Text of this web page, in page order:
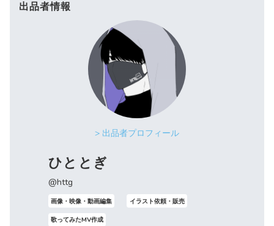
出品者情報
> 出品者プロフィール
ひととぎ
@httg
画像・映像・動画編集 イラスト依頼・販売
歌ってみたMV作成